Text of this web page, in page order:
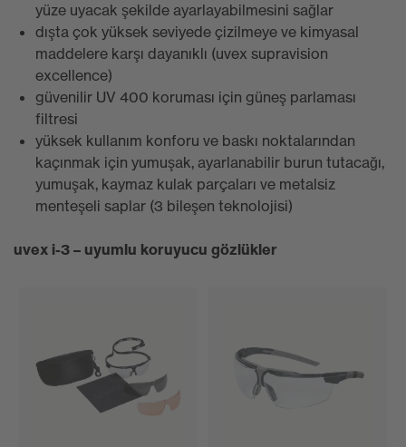
yüze uyacak şekilde ayarlayabilmesini sağlar
dışta çok yüksek seviyede çizilmeye ve kimyasal
maddelere karşı dayanıklı (uvex supravision
excellence)
güvenilir UV 400 koruması için güneş parlaması
filtresi
yüksek kullanım konforu ve baskı noktalarından
kaçınmak için yumuşak, ayarlanabilir burun tutacağı,
yumuşak, kaymaz kulak parçaları ve metalsiz
menteşeli saplar (3 bileşen teknolojisi)
uvex i-3 – uyumlu koruyucu gözlükler